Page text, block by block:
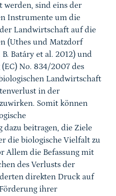
werden, sind eins der
Instrumente um die
Landwirtschaft auf die
(Uthes und Matzdorf
Batáry et al. 2012) und
No. 834/2007 des
Landwirtschaft
in der
Somit können
beitragen, die Ziele
die biologische Vielfalt zu
Allem die Befassung mit
des Verlusts der
direkten Druck auf
ihrer